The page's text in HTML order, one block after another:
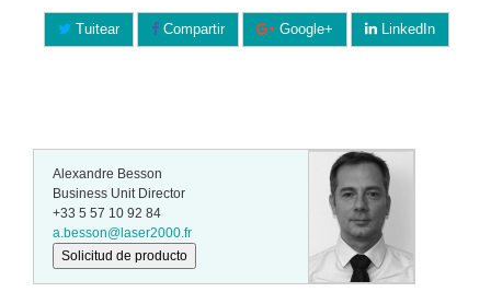
Tuitear Compartir Google+ LinkedIn
Alexandre Besson
Business Unit Director
+33 5 57 10 92 84
a.besson@laser2000.fr
Solicitud de producto